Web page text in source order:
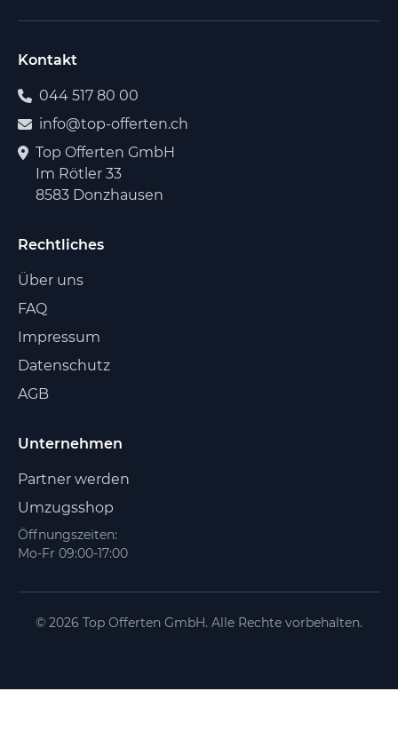
Kontakt
044 517 80 00
info@top-offerten.ch
Top Offerten GmbH
Im Rötler 33
8583 Donzhausen
Rechtliches
Über uns
FAQ
Impressum
Datenschutz
AGB
Unternehmen
Partner werden
Umzugsshop
Öffnungszeiten:
Mo-Fr 09:00-17:00
© 2026 Top Offerten GmbH. Alle Rechte vorbehalten.